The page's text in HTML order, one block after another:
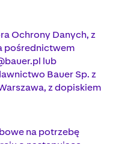
Ochrony Danych, z
pośrednictwem
lub
Bauer Sp. z
z dopiskiem
na potrzebę